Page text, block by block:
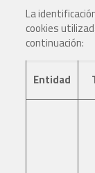
La
cookies
continuación:
Entidad